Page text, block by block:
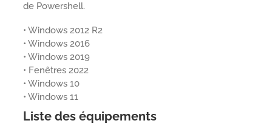
de Powershell.
• Windows 2012 R2
• Windows 2016
• Windows 2019
• Fenêtres 2022
• Windows 10
• Windows 11
Liste des équipements